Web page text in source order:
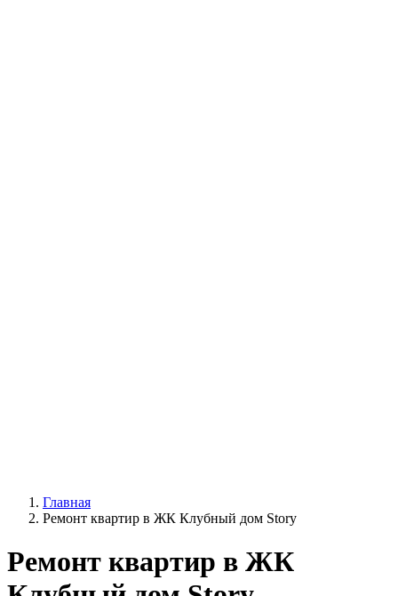
Главная
Ремонт квартир в ЖК Клубный дом Story
Ремонт квартир в ЖК